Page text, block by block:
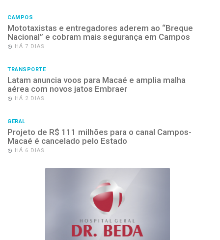
CAMPOS
Mototaxistas e entregadores aderem ao “Breque
Nacional” e cobram mais segurança em Campos
HÁ 7 DIAS
TRANSPORTE
Latam anuncia voos para Macaé e amplia malha
aérea com novos jatos Embraer
HÁ 2 DIAS
GERAL
Projeto de R$ 111 milhões para o canal Campos-
Macaé é cancelado pelo Estado
HÁ 6 DIAS